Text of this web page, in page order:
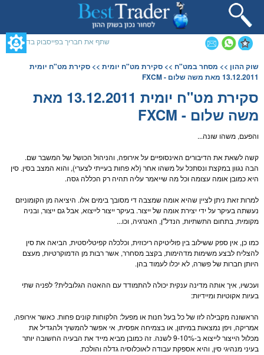
אינטרנט,
לחץ
שתף את חבריך בפייסבוק בדף זה
המרכזי,
באפשרותך
אנטר
כדי
לדלג
לאזור
שוק ההון >> מסחר במט"ח >> סקירת מט"ח יומית>> סקירת מט"ח יומית
13.12.2011 מאת משה שלום - FXCM
סקירת מט"ח יומית 13.12.2011 מאת
משה שלום - FXCM
והפעם, משהו שונה...
קשה לשאת את הדיבורים האינסופיים על אירופה, והניהול הכושל של המשבר שם.
הבה נגוון במקצת ונסתכל על משהו אחר (לא פחות בעייתי לצערי), והוא המצב בסין. סין
היא כמובן אומה עצומה וכל מה שייאמר עליה תהיה רק הכללה גסה.
למרות זאת ניתן לציין שהיא אומה שמצבה די מסובך בימים אלו. היציאה מן הקומוניזם
נעשתה בעיקר על ידי יצירת אומה של ייצור. בעיקר ייצור לייצוא, אבל גם ייצור, ובניה
מקומית, בתחום התשתיות, הנדל"ן, האנרגיה, וכו...
כמו כן, אין ספק ששילוב בין פוליטיקה ריכוזית, וכלכלה קפיטליסטית, הביאה את סין
להצליח לבצע משימות מדהימות, בקצב מסחרר, אשר רבות מן הדמוקרטיות, מעצם
היותן חברות של פשרה, לא יכלו לעמוד בהן.
ועכשיו, איך אותה מדינה ענקית יכולה להתמודד עם ההאטה הגלובלית? לפניה שתי
בעיות אקוטיות ומיידיות:
הראשונה מקבילה לזו של כל בעל חנות או מפעל: הלקוחות קונים פחות. כאשר אירופה,
אמריקה, ויפן נמצאות במיתון, או בצמיחה אפסית, אי אפשר להמשיך ולהגדיל את
מכלול הייצור לייצוא ב-9-10% לשנה. זה כמובן מביא מייד את הבעיה החשובה יותר
בעיני מנהיגי סין, והיא אספקת עבודה לאוכלוסיה גדלה והולכת.